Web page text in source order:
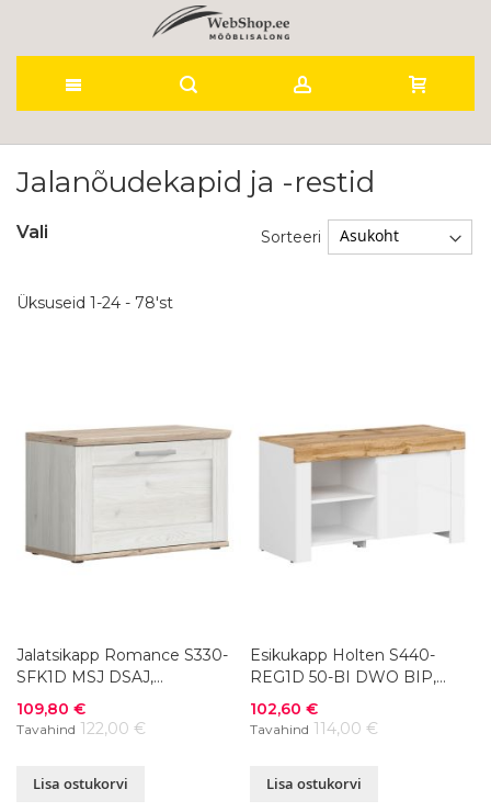
to
Jalanõudekapid ja -restid
Üksuseid 1-24 - 78'st
Sorteeri
Jalatsikapp Romance S330-
SFK1D MSJ DSAJ,
76x38xK49 cm
Soodushind
109,80 €
Tavahind 122,00 €
Lisa ostukorvi
Esikukapp Holten S440-
REG1D 50-BI DWO BIP,
92,5x37xK53 cm
Soodushind
102,60 €
Tavahind 114,00 €
Lisa ostukorvi
Vali